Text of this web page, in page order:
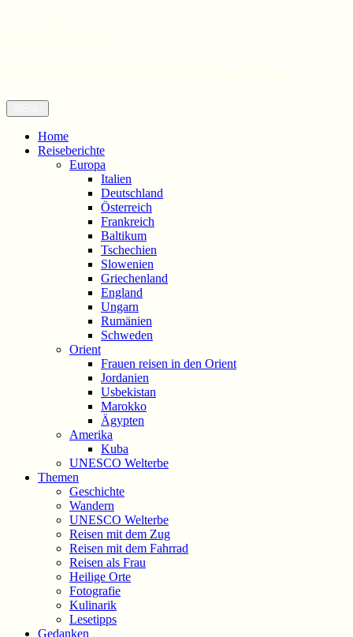
Zum
Inhalt
springen
Home
Reiseberichte
Europa
Italien
Deutschland
Österreich
Frankreich
Baltikum
Tschechien
Slowenien
Griechenland
England
Ungarn
Rumänien
Schweden
Orient
Frauen reisen in den Orient
Jordanien
Usbekistan
Marokko
Ägypten
Amerika
Kuba
UNESCO Welterbe
Themen
Geschichte
Wandern
UNESCO Welterbe
Reisen mit dem Zug
Reisen mit dem Fahrrad
Reisen als Frau
Heilige Orte
Fotografie
Kulinarik
Lesetipps
Gedanken